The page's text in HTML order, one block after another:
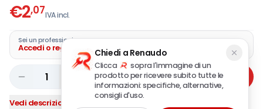
€2,07IVA incl.
Sei un professionista?
Accedi o registra la tua azienda
1 Aggiungi
Vedi descrizione completa
Chiedi a Renaudo
Clicca
sopra l'immagine di un
prodotto per ricevere subito tutte le
informazioni: specifiche, alternative,
consigli d'uso.